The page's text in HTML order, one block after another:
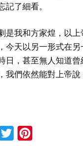
記了細看。
是我和方家煌，以
今天以另一形式在
日，甚至無人知道
我們依然能對上帝說
Facebook
Twitter